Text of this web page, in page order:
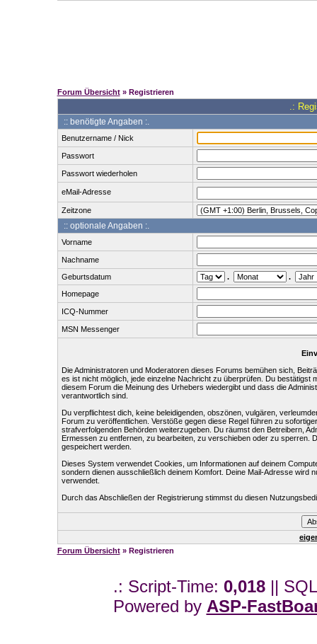
Forum Übersicht» Registrieren
.:
:: benötigte Angaben :.
Benutzername / Nick
Passwort
Passwort wiederholen
eMail-Adresse
Zeitzone
:: optionale Angaben :.
Vorname
Nachname
Geburtsdatum
.
.
Homepage
ICQ-Nummer
MSN Messenger
Die Administratoren und Moderatoren dieses Forums bemühen sich,
es ist nicht möglich, jede einzelne Nachricht zu überprüfen. Du
diesem Forum die Meinung des Urhebers wiedergibt und dass die
verantwortlich sind.
Du verpflichtest dich, keine beleidigenden, obszönen, vulgären,
Forum zu veröffentlichen. Verstöße gegen diese Regel führen zu
strafverfolgenden Behörden weiterzugeben. Du räumst den Betreibern,
Ermessen zu entfernen, zu bearbeiten, zu verschieben oder zu sperren.
gespeichert werden.
Dieses System verwendet Cookies, um Informationen auf deinem
sondern dienen ausschließlich deinem Komfort. Deine Mail-Adresse wird
verwendet.
Durch das Abschließen der Registrierung stimmst du diesen
Forum Übersicht» Registrieren
.: Script-Time: 0,018||
Powered by ASP-